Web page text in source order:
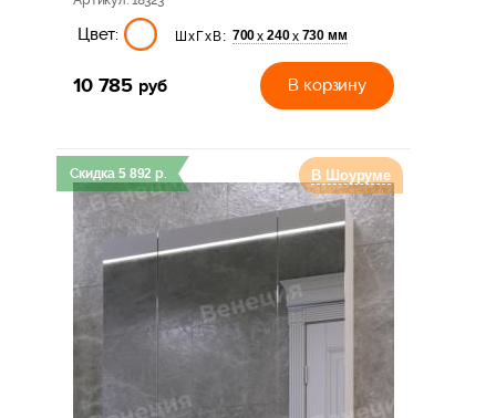
Цвет: ШхГхВ: 700х 240х 730 мм
10 785 руб В корзину
Скидка 5 892 р. В Шоуруме